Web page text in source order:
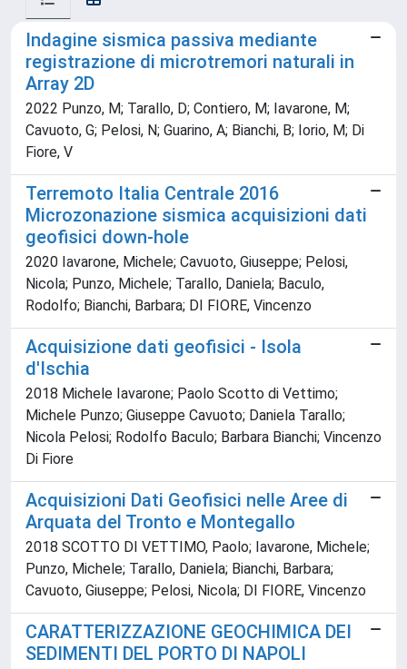
Indagine sismica passiva mediante
registrazione di microtremori naturali in
Array 2D
2022 Punzo, M; Tarallo, D; Contiero, M; Iavarone, M;
Cavuoto, G; Pelosi, N; Guarino, A; Bianchi, B; Iorio, M; Di
Fiore, V
Terremoto Italia Centrale 2016
Microzonazione sismica acquisizioni dati
geofisici down-hole
2020 Iavarone, Michele; Cavuoto, Giuseppe; Pelosi,
Nicola; Punzo, Michele; Tarallo, Daniela; Baculo,
Rodolfo; Bianchi, Barbara; DI FIORE, Vincenzo
Acquisizione dati geofisici - Isola
d'Ischia
2018 Michele Iavarone; Paolo Scotto di Vettimo;
Michele Punzo; Giuseppe Cavuoto; Daniela Tarallo;
Nicola Pelosi; Rodolfo Baculo; Barbara Bianchi; Vincenzo
Di Fiore
Acquisizioni Dati Geofisici nelle Aree di
Arquata del Tronto e Montegallo
2018 SCOTTO DI VETTIMO, Paolo; Iavarone, Michele;
Punzo, Michele; Tarallo, Daniela; Bianchi, Barbara;
Cavuoto, Giuseppe; Pelosi, Nicola; DI FIORE, Vincenzo
CARATTERIZZAZIONE GEOCHIMICA DEI
SEDIMENTI DEL PORTO DI NAPOLI